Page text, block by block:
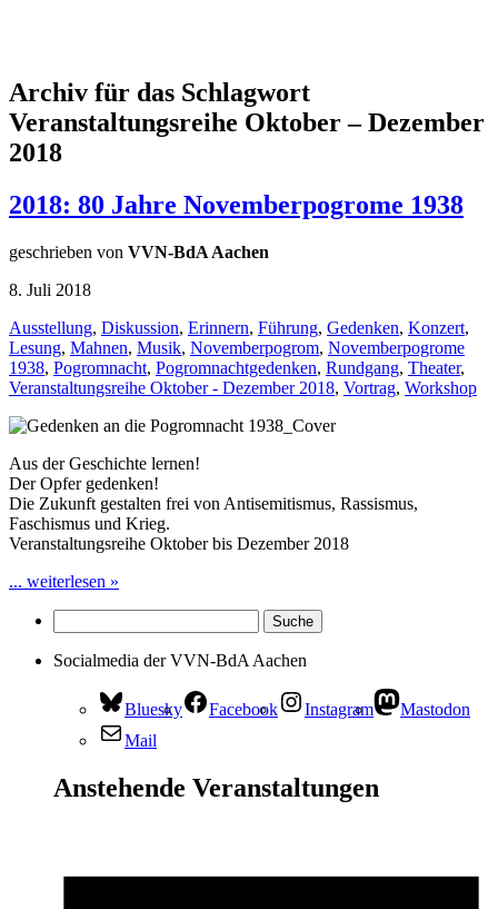
Archiv für das Schlagwort
Veranstaltungsreihe Oktober – Dezember
2018
2018: 80 Jahre Novemberpogrome 1938
geschrieben von VVN-BdA Aachen
8. Juli 2018
Ausstellung, Diskussion, Erinnern, Führung, Gedenken, Konzert,
Lesung, Mahnen, Musik, Novemberpogrom, Novemberpogrome
1938, Pogromnacht, Pogromnachtgedenken, Rundgang, Theater,
Veranstaltungsreihe Oktober - Dezember 2018, Vortrag, Workshop
Aus der Geschichte lernen!
Der Opfer gedenken!
Die Zukunft gestalten frei von Antisemitismus, Rassismus,
Faschismus und Krieg.
Veranstaltungsreihe Oktober bis Dezember 2018
... weiterlesen »
Socialmedia der VVN-BdA Aachen
Bluesky Facebook Instagram
Mastodon
Mail
Anstehende Veranstaltungen